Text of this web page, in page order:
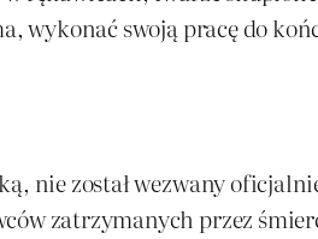
wykonać swoją pracę do
nie został wezwany
zatrzymanych przez